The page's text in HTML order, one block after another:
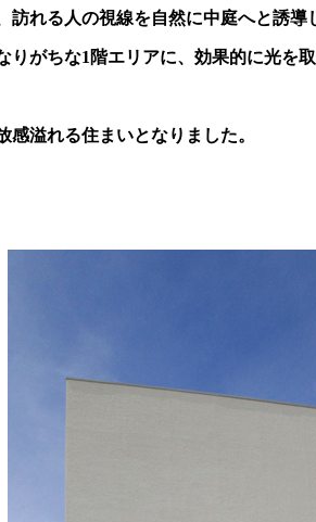
訪れる人の視線を自然に中庭へと誘
りがちな1階エリアに、効果的に光を
溢れる住まいとなりました。